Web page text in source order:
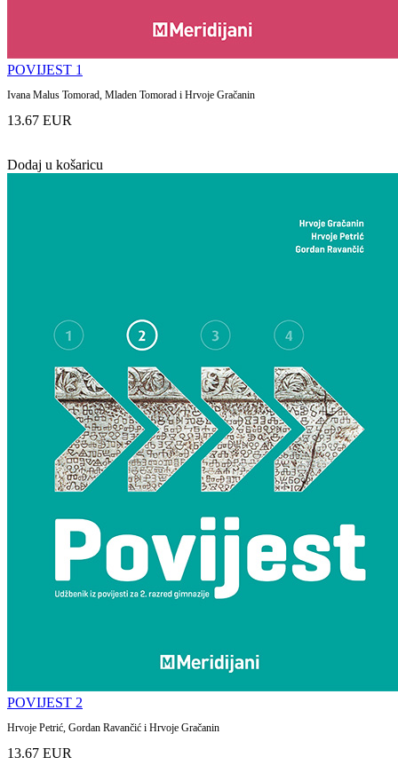
POVIJEST 1
Ivana Malus Tomorad, Mladen Tomorad i Hrvoje Gračanin
13.67 EUR
Dodaj u košaricu
POVIJEST 2
Hrvoje Petrić, Gordan Ravančić i Hrvoje Gračanin
13.67 EUR